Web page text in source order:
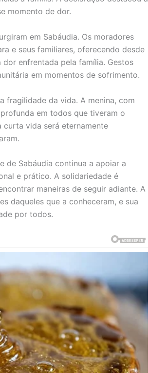
momento de dor.
em Sabáudia. Os moradores
e seus familiares, oferecendo desde
enfrentada pela família. Gestos
em momentos de sofrimento.
fragilidade da vida. A menina, com
em todos que tiveram o
curta vida será eternamente
de Sabáudia continua a apoiar a
e prático. A solidariedade é
maneiras de seguir adiante. A
daqueles que a conheceram, e sua
por todos.